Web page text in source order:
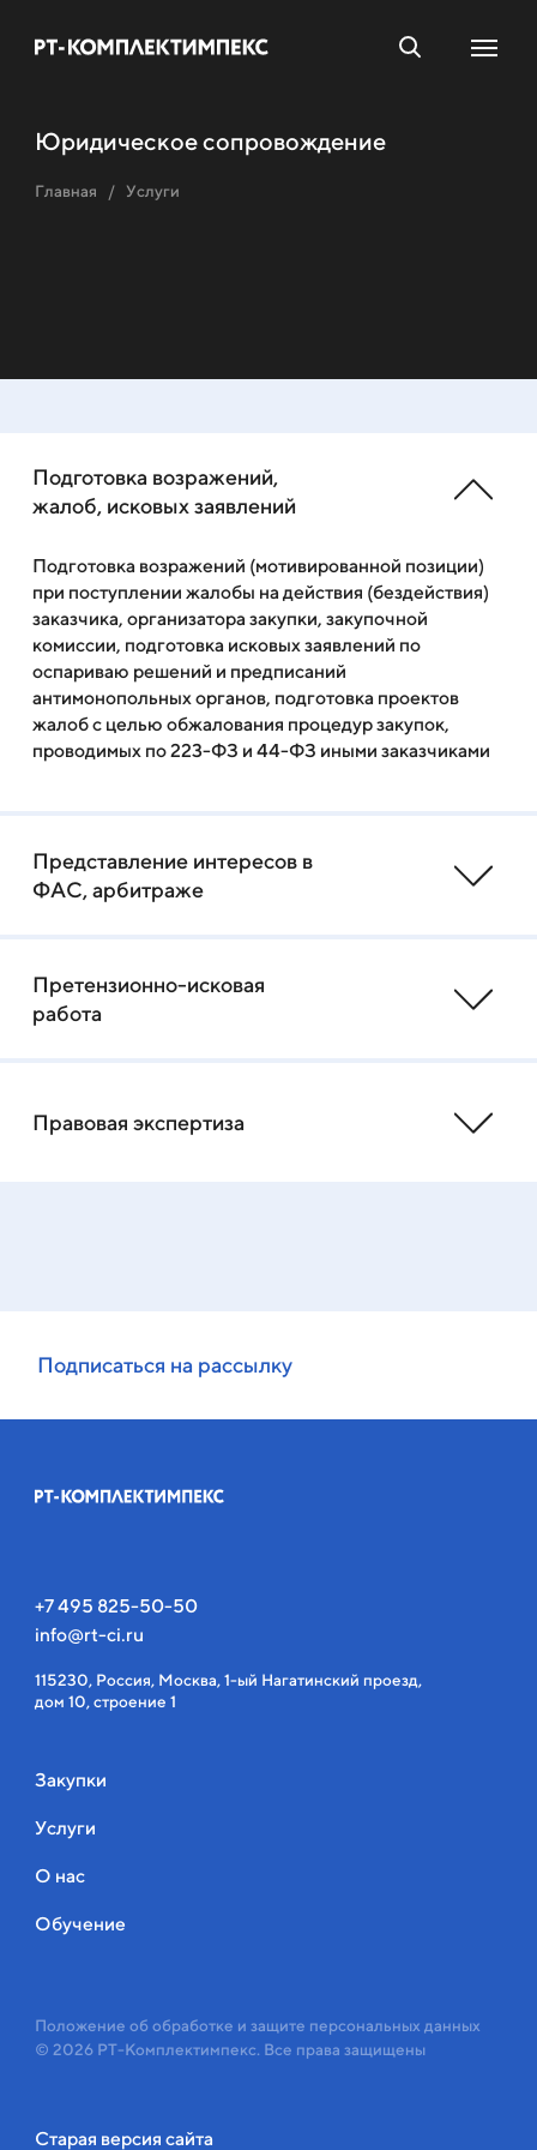
Юридическое сопровождение
Главная Услуги
Подготовка возражений,
жалоб, исковых заявлений
Подготовка возражений (мотивированной позиции)
при поступлении жалобы на действия (бездействия)
заказчика, организатора закупки, закупочной
комиссии, подготовка исковых заявлений по
оспариваю решений и предписаний
антимонопольных органов, подготовка проектов
жалоб с целью обжалования процедур закупок,
проводимых по 223-ФЗ и 44-ФЗ иными заказчиками
Представление интересов в
ФАС, арбитраже
Претензионно-исковая
работа
Правовая экспертиза
Закупки
Услуги
О нас
Обучение
Подписаться на рассылку
+7 495 825-50-50
info@rt-ci.ru
115230, Россия, Москва, 1-ый Нагатинский проезд,
дом 10, строение 1
Старая версия сайта
Положение об обработке и защите персональных данных
© 2026 РТ-Комплектимпекс. Все права защищены